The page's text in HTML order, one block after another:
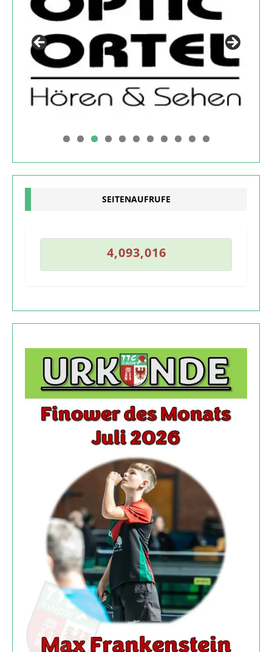
0 1
SEITENAUFRUFE
4
4
,
,
0
0
9
9
3
3
,
,
0
0
1
16
5